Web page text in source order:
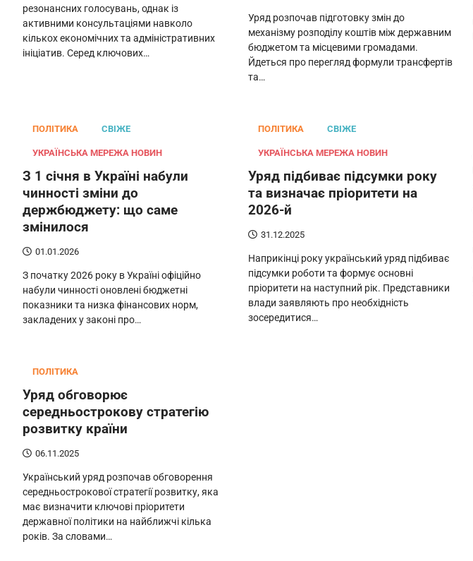
резонансних голосувань, однак із
активними консультаціями навколо
кількох економічних та адміністративних
ініціатив. Серед ключових…
Уряд розпочав підготовку змін до
механізму розподілу коштів між державним
бюджетом та місцевими громадами.
Йдеться про перегляд формули трансфертів
та…
ПОЛІТИКА СВІЖЕ
УКРАЇНСЬКА МЕРЕЖА НОВИН
З 1 січня в Україні набули
чинності зміни до
держбюджету: що саме
змінилося
01.01.2026
З початку 2026 року в Україні офіційно
набули чинності оновлені бюджетні
показники та низка фінансових норм,
закладених у законі про…
ПОЛІТИКА СВІЖЕ
УКРАЇНСЬКА МЕРЕЖА НОВИН
Уряд підбиває підсумки року
та визначає пріоритети на
2026-й
31.12.2025
Наприкінці року український уряд підбиває
підсумки роботи та формує основні
пріоритети на наступний рік. Представники
влади заявляють про необхідність
зосередитися…
ПОЛІТИКА
Уряд обговорює
середньострокову стратегію
розвитку країни
06.11.2025
Український уряд розпочав обговорення
середньострокової стратегії розвитку, яка
має визначити ключові пріоритети
державної політики на найближчі кілька
років. За словами…